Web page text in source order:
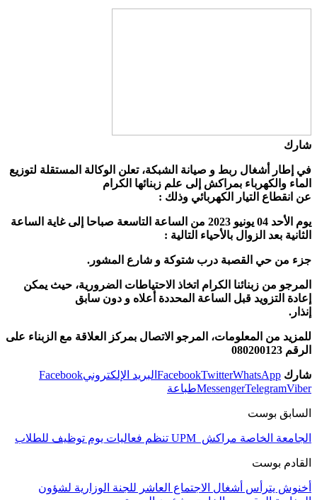
شارك
في إطار أشغال ربط و صيانة الشبكة، تعلن الوكالة المستقلة لتوزيع
الماء والكهرباء بمراكش إلى علم زبنائها الكرام
عن انقطاع التيار الكهربائي وذلك :
يوم الأحد 04 يونيو 2023 من الساعة التاسعة صباحا إلى غاية الساعة
الثانية بعد الزوال بالأحياء التالية :
جزء من حي القصبة درب شتوكة و شارع المشور.
المرجو من زبنائنا الكرام اتخاذ الاحتياطات الضرورية، حيث يمكن
إعادة التزويد قبل الساعة المحددة أعلاه و دون سابق
إنذار.
للمزيد من المعلومات، المرجو الاتصال بمركز العلاقة مع الزبناء على
الرقم 080200123
شارك FacebookTwitterWhatsApp البريد الإلكترونيFacebook
MessengerTelegramViber طباعة
السابق بوست
الجامعة الخاصة مراكش UPM تنظم فعاليات يوم توظيف للطلاب
القادم بوست
أخنوش يترأس أشغال الاجتماع العاشر للجنة الوزارية ‏لشؤون